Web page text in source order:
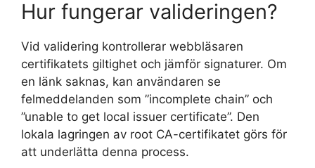
Hur fungerar valideringen?
Vid validering kontrollerar webbläsaren
certifikatets giltighet och jämför signaturer. Om
en länk saknas, kan användaren se
felmeddelanden som ”incomplete chain” och
”unable to get local issuer certificate”. Den
lokala lagringen av root CA-certifikatet görs för
att underlätta denna process.